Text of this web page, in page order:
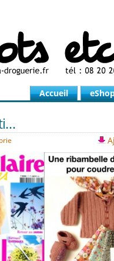
Accueil